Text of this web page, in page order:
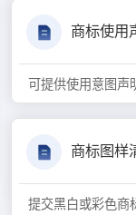
商标使用
可提供使用意图声
商标图样
提交黑白或彩色商